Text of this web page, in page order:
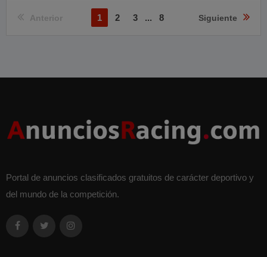
Anterior 1 2 3 ... 8 Siguiente
Portal de anuncios clasificados gratuitos de carácter deportivo y
del mundo de la competición.